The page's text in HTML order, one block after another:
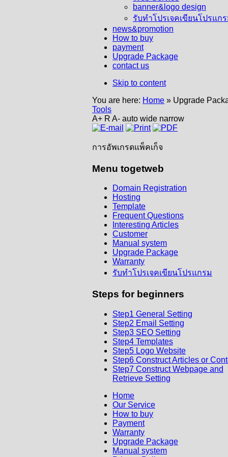
banner&logo design
รับทำโปรเจคเขียนโปรแก
news&promotion
How to buy
payment
Upgrade Package
contact us
Skip to content
You are here: Home » Upgrade
Tools
A+ R A- auto wide narrow
การอัพเกรดแพ็คเก็จ
Menu togetweb
Domain Registration
Hosting
Template
Frequent Questions
Interesting Articles
Customer
Manual system
Upgrade Package
Warranty
รับทำโปรเจคเขียนโปรแกรม
Steps for beginners
Step1 General Setting
Step2 Email Setting
Step3 SEO Setting
Step4 Templates
Step5 Logo Website
Step6 Construct Articles or
Step7 Construct Webpage and
Retrieve Setting
Home
Our Service
How to buy
Payment
Warranty
Upgrade Package
Manual system